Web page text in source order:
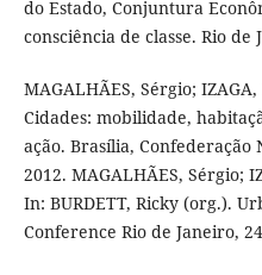
do Estado, Conjuntura
consciência de classe. Rio de
MAGALHÃES, Sérgio;
Cidades: mobilidade,
ação. Brasília,
2012. MAGALHÃES, Sérgio;
In: BURDETT, Ricky (org.).
Conference Rio de Janeiro,